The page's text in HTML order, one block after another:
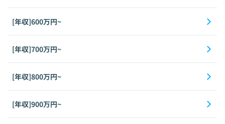
[年収]600万円~
[年収]700万円~
[年収]800万円~
[年収]900万円~